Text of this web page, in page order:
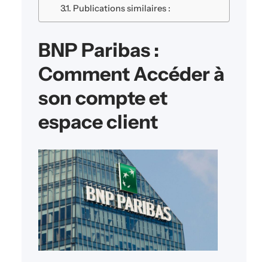
Publications similaires :
BNP Paribas :
Comment Accéder à
son compte et
espace client